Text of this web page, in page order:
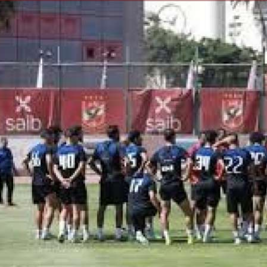
إلهام شرشر تكتب: دي مبقتش كورة..
دي سياسة
الكاتبة إلهام شرشر تهنئ الرئيس
السيسي بعيد ميلاده وتُشيد بجهوده
في بناء الدولة